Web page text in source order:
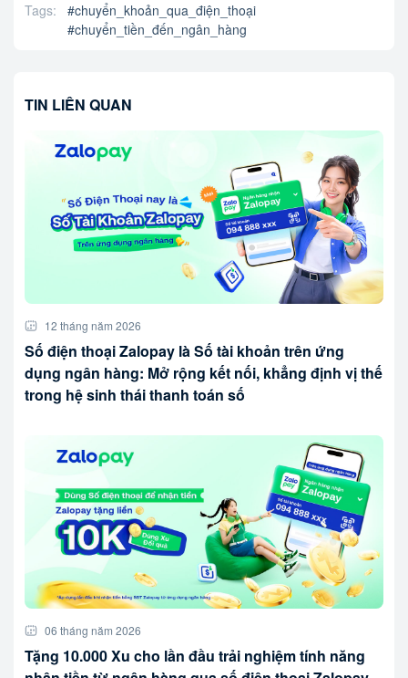
Tags: #chuyển_khoản_qua_điện_thoại
#chuyển_tiền_đến_ngân_hàng
TIN LIÊN QUAN
12 tháng năm 2026
Số điện thoại Zalopay là Số tài khoản trên ứng
dụng ngân hàng: Mở rộng kết nối, khẳng định vị thế
trong hệ sinh thái thanh toán số
06 tháng năm 2026
Tặng 10.000 Xu cho lần đầu trải nghiệm tính năng